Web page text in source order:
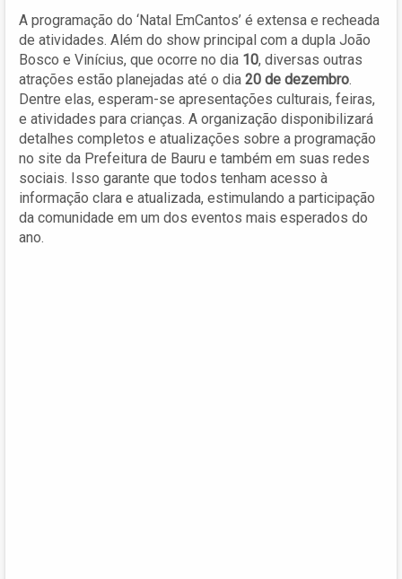
A programação do ‘Natal EmCantos’ é extensa e recheada
de atividades. Além do show principal com a dupla João
Bosco e Vinícius, que ocorre no dia 10, diversas outras
atrações estão planejadas até o dia 20 de dezembro.
Dentre elas, esperam-se apresentações culturais, feiras,
e atividades para crianças. A organização disponibilizará
detalhes completos e atualizações sobre a programação
no site da Prefeitura de Bauru e também em suas redes
sociais. Isso garante que todos tenham acesso à
informação clara e atualizada, estimulando a participação
da comunidade em um dos eventos mais esperados do
ano.